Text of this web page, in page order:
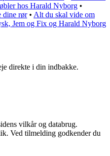
hos Harald Nyborg •
dine rør• Alt du skal vide om
Jem og Fix og Harald Nyborg
direkte i din indbakke.
vilkår og databrug.
Ved tilmelding godkender du